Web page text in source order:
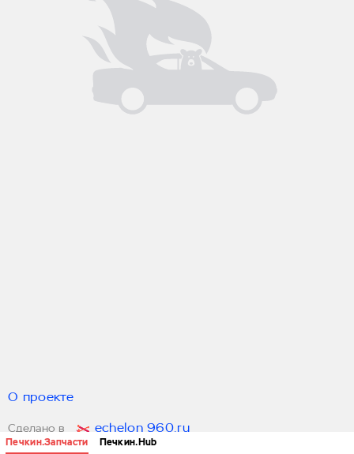
Печкин.Запчасти Печкин.Hub
О проекте
Сделано в echelon 960.ru